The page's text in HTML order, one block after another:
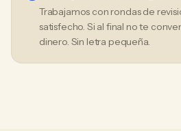
Trabajamos con rondas de
satisfecho. Si al final no te
dinero. Sin letra pequeña.